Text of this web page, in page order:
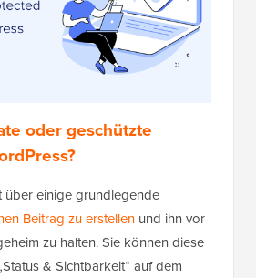
oder geschützte
über einige grundlegende
Beitrag zu erstellen und ihn vor
zu halten. Sie können diese
& Sichtbarkeit“ auf dem